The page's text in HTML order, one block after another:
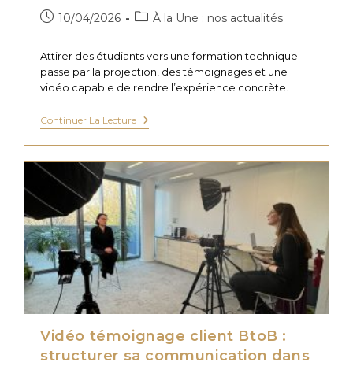
Publication
10/04/2026
PostÀ la Une : nos actualités
Attirer des étudiants vers une formation technique
passe par la projection, des témoignages et une
vidéo capable de rendre l’expérience concrète.
Continuer La LectureAttirer
Des
Étudiants
Vers
Une
Formation
Technique
:
Les
Leviers
Fonctionnent
Vraiment
Vidéo témoignage client BtoB :
structurer sa communication dans